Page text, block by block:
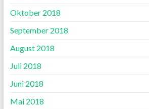
Oktober 2018
September 2018
August 2018
Juli 2018
Juni 2018
Mai 2018